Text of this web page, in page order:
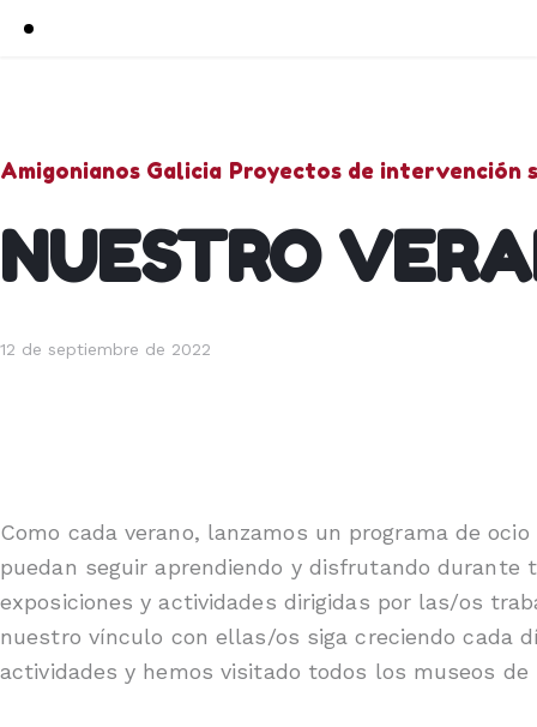
Amigonianos Galicia Proyectos de intervención
NUESTRO
12 de septiembre de 2022
Como cada verano, lanzamos un programa de
puedan seguir aprendiendo y disfrutando durante
exposiciones y actividades dirigidas por las/os
nuestro vínculo con ellas/os siga creciendo cada
actividades y hemos visitado todos los museos de